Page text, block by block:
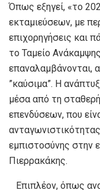
Όπως εξηγεί, «το
εκταμιεύσεων, με
επιχορηγήσεις και
το Ταμείο
επαναλαμβάνονται,
”καύσιμα”. Η
μέσα από τη
επενδύσεων, που
εμπιστοσύνης στην
Πιερρακάκης.
Επιπλέον, όπως